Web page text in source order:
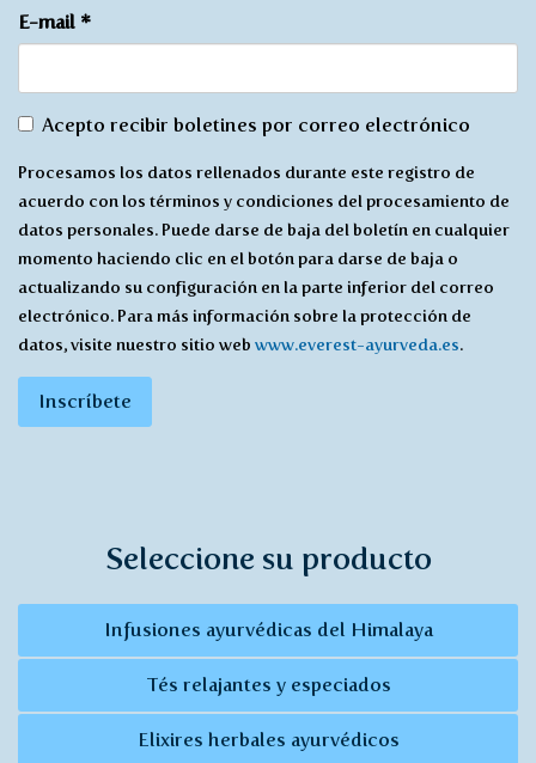
E-mail *
De
con
recibir
*
Acepto recibir boletines por correo electrónico
Procesamos los datos rellenados durante este registro de
acuerdo con los términos y condiciones del procesamiento de
datos personales. Puede darse de baja del boletín en cualquier
momento haciendo clic en el botón para darse de baja o
actualizando su configuración en la parte inferior del correo
electrónico. Para más información sobre la protección de
datos, visite nuestro sitio web www.everest-ayurveda.es.
Inscríbete
Seleccione su producto
Infusiones ayurvédicas del Himalaya
Tés relajantes y especiados
Elixires herbales ayurvédicos